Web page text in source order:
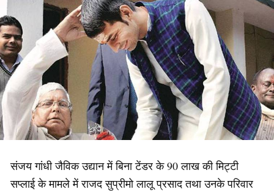
संजय गांधी जैविक उद्यान में बिना टेंडर के 90 लाख की मिट्टी
सप्लाई के मामले में राजद सुप्रीमो लालू प्रसाद तथा उनके परिवार